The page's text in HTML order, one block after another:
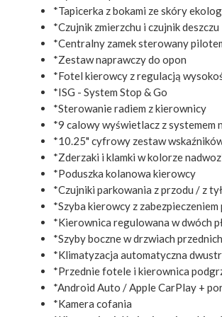
*Tapicerka z bokami ze skóry
*Czujnik zmierzchu i czujnik deszczu
*Centralny zamek sterowany
*Zestaw naprawczy do opon
*Fotel kierowcy z regulacją
*ISG - System Stop & Go
*Sterowanie radiem z kierownicy
*9 calowy wyświetlacz z systemem
*10.25" cyfrowy zestaw
*Zderzaki i klamki w kolorze
*Poduszka kolanowa kierowcy
*Czujniki parkowania z przodu / z
*Szyba kierowcy z
*Kierownica regulowana w dwóch
*Szyby boczne w drzwiach
*Klimatyzacja automatyczna
*Przednie fotele i kierownica
*Android Auto / Apple CarPlay +
*Kamera cofania